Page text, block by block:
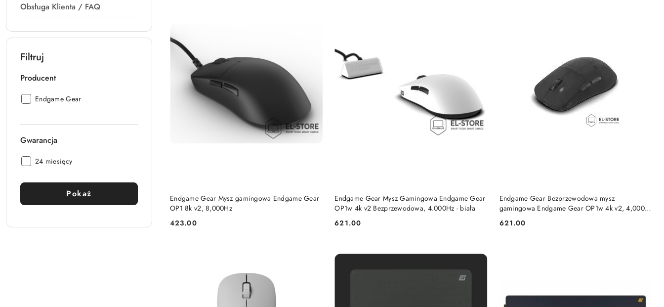
Obsługa Klienta / FAQ
Filtruj
Producent
Producent:
Endgame Gear
Gwarancja
Gwarancja:
24 miesięcy
Pokaż
Endgame Gear Mysz gamingowa Endgame Gear
OP1 8k v2, 8,000Hz
Cena:
423.00
DO KOSZYKA
Endgame Gear Mysz Gamingowa Endgame Gear
OP1w 4k v2 Bezprzewodowa, 4.000Hz - biała
Cena:
621.00
DO KOSZYKA
Endgame Gear Bezprzewodowa mysz
gamingowa Endgame Gear OP1w 4k v2, 4,000
Cena:
621.00
DO KOSZYKA